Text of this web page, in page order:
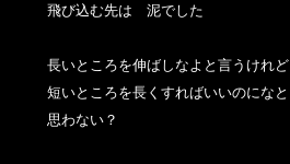
飛び込む先は　泥でした
長いところを伸ばしなよと言うけれど
短いところを長くすればいいのになと
思わない？